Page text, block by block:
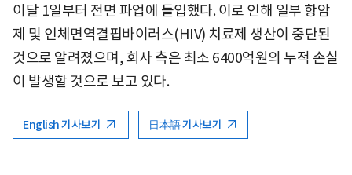
이달 1일부터 전면 파업에 돌입했다. 이로 인해 일부 항암
제 및 인체면역결핍바이러스(HIV) 치료제 생산이 중단된
것으로 알려졌으며, 회사 측은 최소 6400억원의 누적 손실
이 발생할 것으로 보고 있다.
English 기사보기 日本語 기사보기